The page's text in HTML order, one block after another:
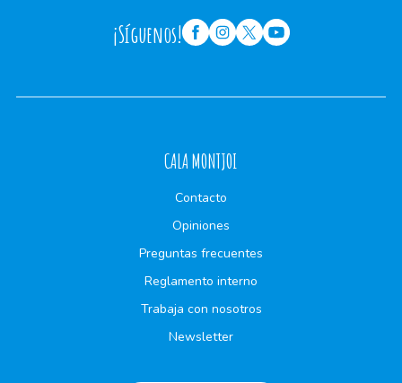
¡Síguenos!
CALA MONTJOI
Contacto
Opiniones
Preguntas frecuentes
Reglamento interno
Trabaja con nosotros
Newsletter